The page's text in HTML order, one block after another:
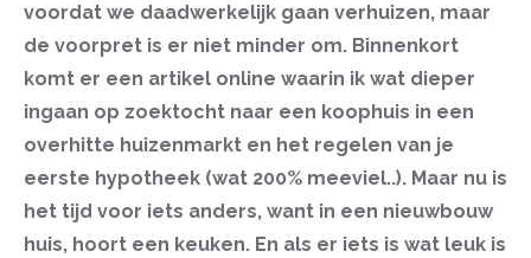
voordat we daadwerkelijk gaan verhuizen, maar
de voorpret is er niet minder om. Binnenkort
komt er een artikel online waarin ik wat dieper
ingaan op zoektocht naar een koophuis in een
overhitte huizenmarkt en het regelen van je
eerste hypotheek (wat 200% meeviel..). Maar nu is
het tijd voor iets anders, want in een nieuwbouw
huis, hoort een keuken. En als er iets is wat leuk is